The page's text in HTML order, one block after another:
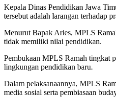
Kepala Dinas Pendidikan Jawa
tersebut adalah larangan terhadap
Menurut Bapak Aries, MPLS
tidak memiliki nilai pendidikan.
Pembukaan MPLS Ramah tingkat
lingkungan pendidikan baru.
Dalam pelaksanaannya, MPLS
media sosial serta pembiasaan